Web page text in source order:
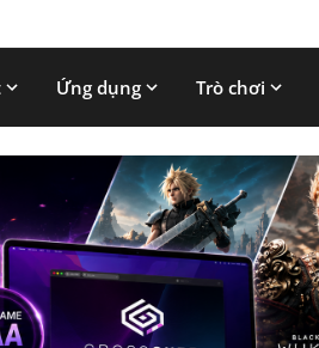
Ứng dụng Trò chơi